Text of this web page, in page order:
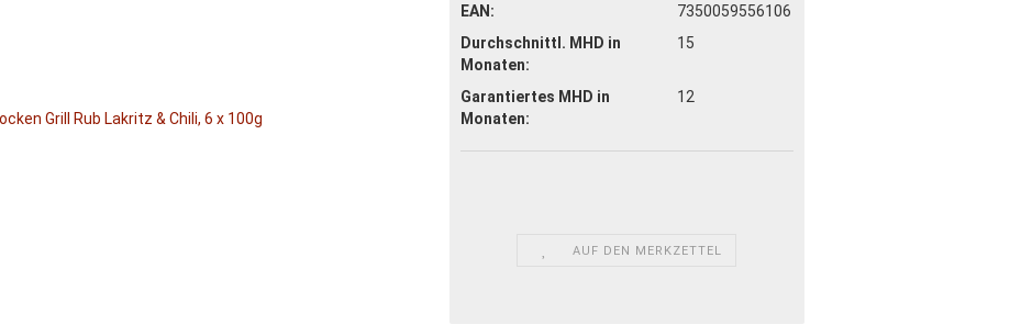
EAN:
7350059556106
Durchschnittl. MHD in
Monaten:
15
Garantiertes MHD in
Monaten:
12
AUF DEN MERKZETTEL